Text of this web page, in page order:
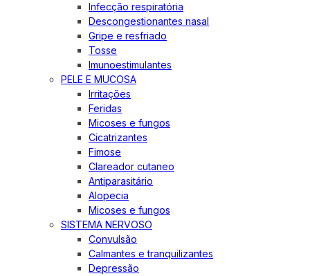
Infecção respiratória
Descongestionantes nasal
Gripe e resfriado
Tosse
Imunoestimulantes
PELE E MUCOSA
Irritações
Feridas
Micoses e fungos
Cicatrizantes
Fimose
Clareador cutaneo
Antiparasitário
Alopecia
Micoses e fungos
SISTEMA NERVOSO
Convulsão
Calmantes e tranquilizantes
Depressão